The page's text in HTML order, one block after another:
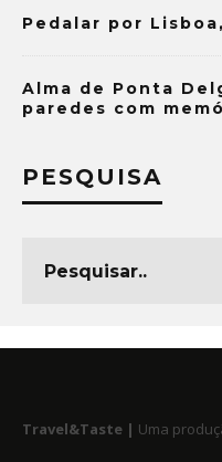
Pedalar por
Alma de Ponta
paredes com
PESQUISA
Travel&Taste | Uma